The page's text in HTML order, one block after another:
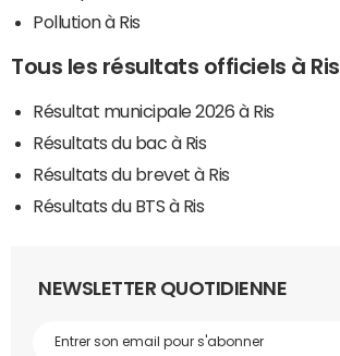
Pollution à Ris
Tous les résultats officiels à Ris
Résultat municipale 2026 à Ris
Résultats du bac à Ris
Résultats du brevet à Ris
Résultats du BTS à Ris
NEWSLETTER QUOTIDIENNE